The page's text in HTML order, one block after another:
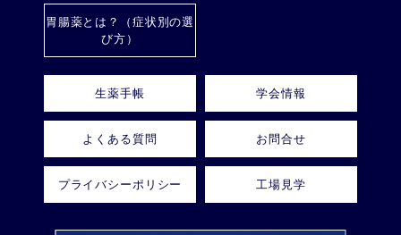
胃腸薬とは？（症状別の選
び方）
生薬手帳 学会情報
よくある質問 お問合せ
プライバシーポリシー 工場見学